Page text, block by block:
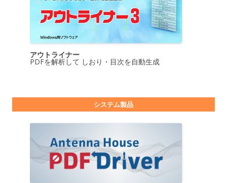
アウトライナー
PDFを解析して しおり・目次を自動生成
システム製品